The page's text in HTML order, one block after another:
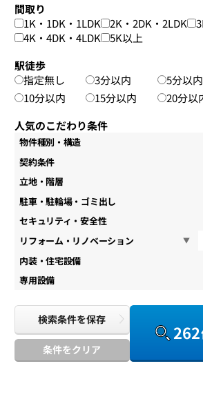
間取り
1K・1DK・1LDK
2K・2DK・2LDK
4K・4DK・4LDK
5K以上
駅徒歩
指定無し
3分以内 5分以内
10分以内
15分以内
20分以
人気のこだわり条件
物件種別・構造
契約条件
立地・階層
駐車・駐輪場・ゴミ出し
セキュリティ・安全性
リフォーム・リノベーション
内装・住宅設備
専用設備
検索条件を保存
条件をクリア
262